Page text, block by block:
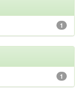
1
1